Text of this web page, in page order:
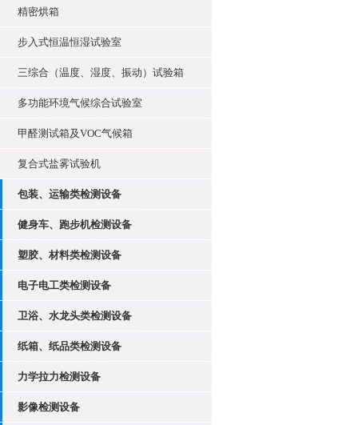
精密烘箱
步入式恒温恒湿试验室
三综合（温度、湿度、振动）试验箱
多功能环境气候综合试验室
甲醛测试箱及VOC气候箱
复合式盐雾试验机
包装、运输类检测设备
健身车、跑步机检测设备
塑胶、材料类检测设备
电子电工类检测设备
卫浴、水龙头类检测设备
纸箱、纸品类检测设备
力学拉力检测设备
影像检测设备